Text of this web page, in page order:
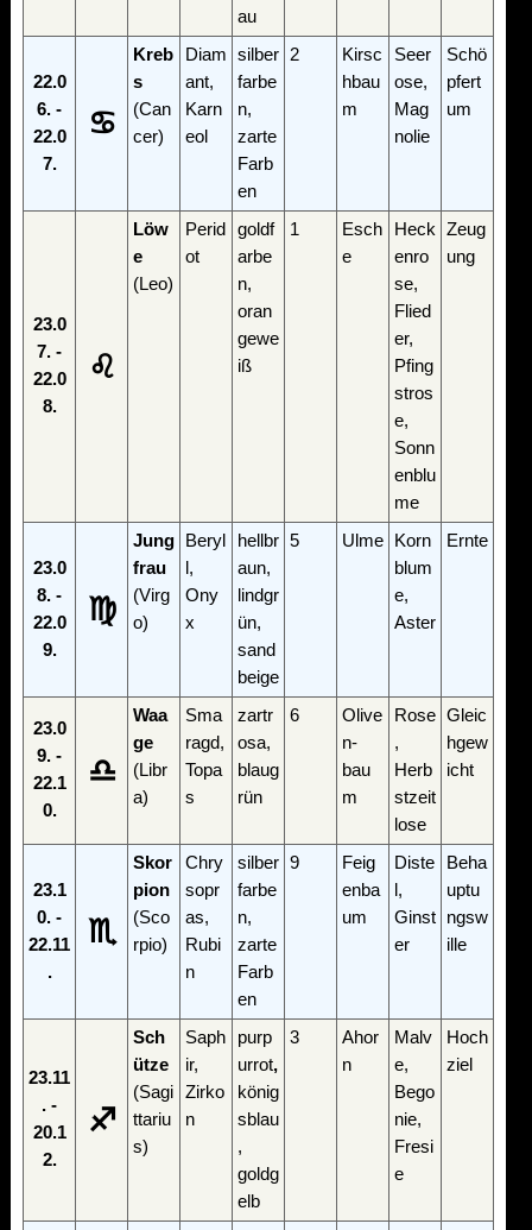
au
22.0
6. -
22.0
7.
♋
Kreb
s
(Can
cer)
Diam
ant,
Karn
eol
silber
farbe
n,
zarte
Farb
en
2
Kirsc
hbau
m
Seer
ose,
Mag
nolie
Schö
pfert
um
23.0
7. -
22.0
8.
♌
Löw
e
(Leo)
Perid
ot
goldf
arbe
n,
oran
gewe
iß
1
Esch
e
Heck
enro
se,
Flied
er,
Pfing
stros
e,
Sonn
enblu
me
Zeug
ung
23.0
8. -
22.0
9.
♍
Jung
frau
(Virg
o)
Beryl
l,
Ony
x
hellbr
aun,
lindgr
ün,
sand
beige
5 Ulme
Korn
blum
e,
Aster
Ernte
23.0
9. -
22.1
0.
♎
Waa
ge
(Libr
a)
Sma
ragd,
Topa
s
zartr
osa,
blaug
rün
6
Olive
n-
bau
m
Rose
,
Herb
stzeit
lose
Gleic
hgew
icht
23.1
0. -
22.11
.
♏
Skor
pion
(Sco
rpio)
Chry
sopr
as,
Rubi
n
silber
farbe
n,
zarte
Farb
en
9
Feig
enba
um
Diste
l,
Ginst
er
Beha
uptu
ngsw
ille
23.11
. -
20.1
2.
♐
Sch
ütze
(Sagi
ttariu
s)
Saph
ir,
Zirko
n
purp
urrot,
könig
sblau
,
goldg
elb
3
Ahor
n
Malv
e,
Bego
nie,
Fresi
e
Hoch
ziel